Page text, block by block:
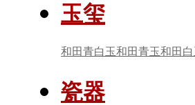
玉玺
和田青白玉和田青玉和田白
瓷器